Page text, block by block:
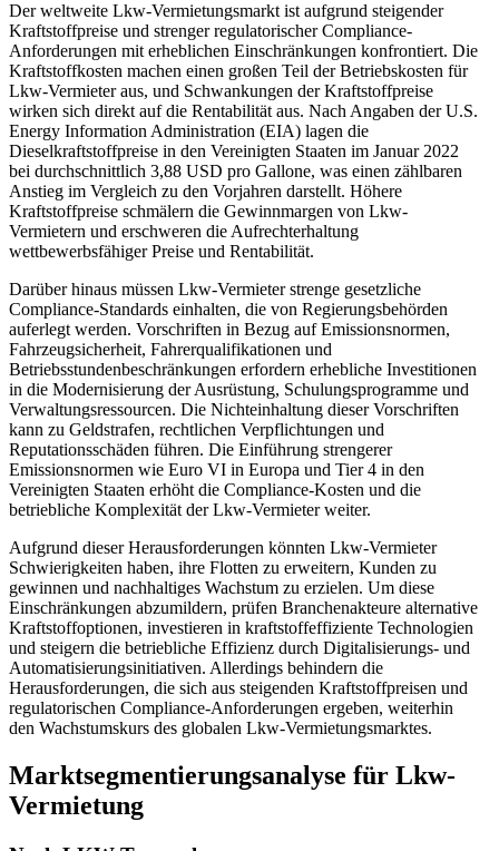
Der weltweite Lkw-Vermietungsmarkt ist aufgrund steigender
Kraftstoffpreise und strenger regulatorischer Compliance-
Anforderungen mit erheblichen Einschränkungen konfrontiert. Die
Kraftstoffkosten machen einen großen Teil der Betriebskosten für
Lkw-Vermieter aus, und Schwankungen der Kraftstoffpreise
wirken sich direkt auf die Rentabilität aus. Nach Angaben der U.S.
Energy Information Administration (EIA) lagen die
Dieselkraftstoffpreise in den Vereinigten Staaten im Januar 2022
bei durchschnittlich 3,88 USD pro Gallone, was einen zählbaren
Anstieg im Vergleich zu den Vorjahren darstellt. Höhere
Kraftstoffpreise schmälern die Gewinnmargen von Lkw-
Vermietern und erschweren die Aufrechterhaltung
wettbewerbsfähiger Preise und Rentabilität.
Darüber hinaus müssen Lkw-Vermieter strenge gesetzliche
Compliance-Standards einhalten, die von Regierungsbehörden
auferlegt werden. Vorschriften in Bezug auf Emissionsnormen,
Fahrzeugsicherheit, Fahrerqualifikationen und
Betriebsstundenbeschränkungen erfordern erhebliche Investitionen
in die Modernisierung der Ausrüstung, Schulungsprogramme und
Verwaltungsressourcen. Die Nichteinhaltung dieser Vorschriften
kann zu Geldstrafen, rechtlichen Verpflichtungen und
Reputationsschäden führen. Die Einführung strengerer
Emissionsnormen wie Euro VI in Europa und Tier 4 in den
Vereinigten Staaten erhöht die Compliance-Kosten und die
betriebliche Komplexität der Lkw-Vermieter weiter.
Aufgrund dieser Herausforderungen könnten Lkw-Vermieter
Schwierigkeiten haben, ihre Flotten zu erweitern, Kunden zu
gewinnen und nachhaltiges Wachstum zu erzielen. Um diese
Einschränkungen abzumildern, prüfen Branchenakteure alternative
Kraftstoffoptionen, investieren in kraftstoffeffiziente Technologien
und steigern die betriebliche Effizienz durch Digitalisierungs- und
Automatisierungsinitiativen. Allerdings behindern die
Herausforderungen, die sich aus steigenden Kraftstoffpreisen und
regulatorischen Compliance-Anforderungen ergeben, weiterhin
den Wachstumskurs des globalen Lkw-Vermietungsmarktes.
Marktsegmentierungsanalyse für Lkw-
Vermietung